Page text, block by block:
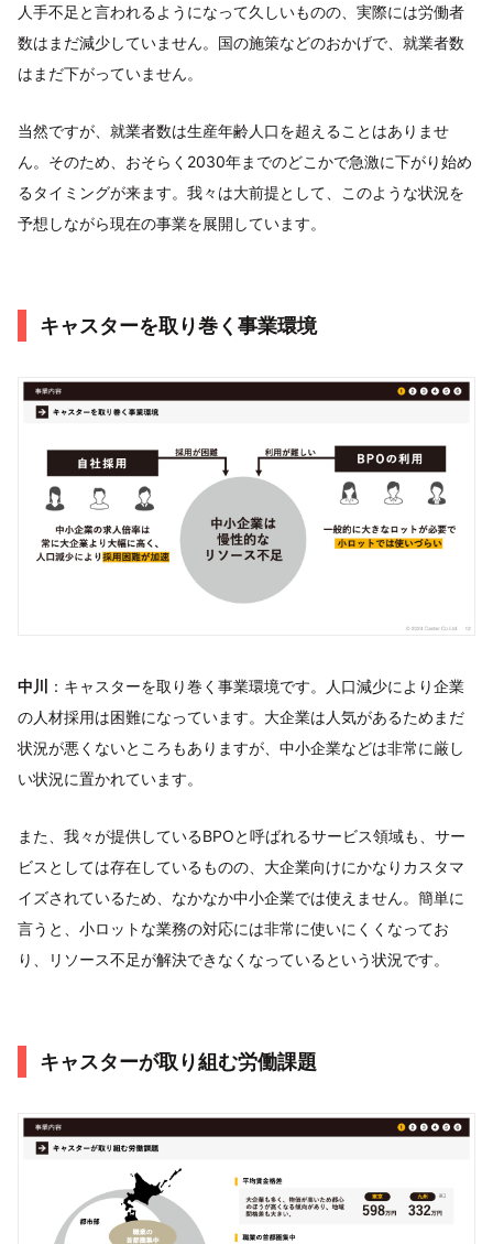
人手不足と言われるようになって久しいものの、実際には労働者
数はまだ減少していません。国の施策などのおかげで、就業者数
はまだ下がっていません。
当然ですが、就業者数は生産年齢人口を超えることはありませ
ん。そのため、おそらく2030年までのどこかで急激に下がり始め
るタイミングが来ます。我々は大前提として、このような状況を
予想しながら現在の事業を展開しています。
キャスターを取り巻く事業環境
中川
：キャスターを取り巻く事業環境です。人口減少により企業
の人材採用は困難になっています。大企業は人気があるためまだ
状況が悪くないところもありますが、中小企業などは非常に厳し
い状況に置かれています。
また、我々が提供しているBPOと呼ばれるサービス領域も、サー
ビスとしては存在しているものの、大企業向けにかなりカスタマ
イズされているため、なかなか中小企業では使えません。簡単に
言うと、小ロットな業務の対応には非常に使いにくくなってお
り、リソース不足が解決できなくなっているという状況です。
キャスターが取り組む労働課題